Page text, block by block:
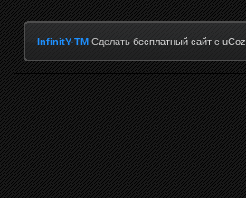
InfinitY-TM Сделать бесплатный сайт с uCoz